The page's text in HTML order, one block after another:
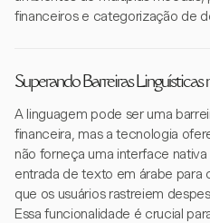
financeiros e categorização de
Superando Barreiras Linguísticas
A linguagem pode ser uma
financeira, mas a tecnologia
não forneça uma interface
entrada de texto em árabe para
que os usuários rastreiem
Essa funcionalidade é crucial